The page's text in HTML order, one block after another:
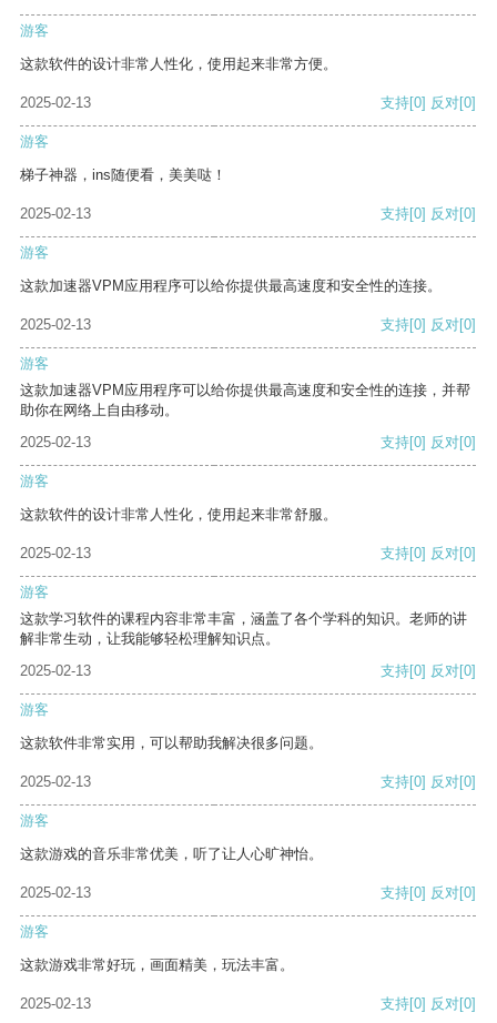
游客
这款软件的设计非常人性化，使用起来非常方便。
2025-02-13 支持[0] 反对[0]
游客
梯子神器，ins随便看，美美哒！
2025-02-13 支持[0] 反对[0]
游客
这款加速器VPM应用程序可以给你提供最高速度和安全性的连接。
2025-02-13 支持[0] 反对[0]
游客
这款加速器VPM应用程序可以给你提供最高速度和安全性的连接，并帮
助你在网络上自由移动。
2025-02-13
支持[0] 反对[0]
游客
这款软件的设计非常人性化，使用起来非常舒服。
2025-02-13 支持[0] 反对[0]
游客
这款学习软件的课程内容非常丰富，涵盖了各个学科的知识。老师的讲
解非常生动，让我能够轻松理解知识点。
2025-02-13
支持[0] 反对[0]
游客
这款软件非常实用，可以帮助我解决很多问题。
2025-02-13 支持[0] 反对[0]
游客
这款游戏的音乐非常优美，听了让人心旷神怡。
2025-02-13 支持[0] 反对[0]
游客
这款游戏非常好玩，画面精美，玩法丰富。
2025-02-13 支持[0] 反对[0]